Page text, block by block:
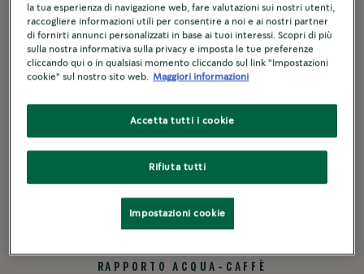
1. cono
2. filtro
3. caraffa
5. bollitore
-
RAPPORTO ACQUA-CAFFÈ
la tua esperienza di navigazione web, fare valutazioni sui nostri utenti,
raccogliere informazioni utili per consentire a noi e ai nostri partner
di fornirti annunci personalizzati in base ai tuoi interessi. Scopri di più
sulla nostra informativa sulla privacy e imposta le tue preferenze
cliccando qui o in qualsiasi momento cliccando sul link "Impostazioni
cookie" sul nostro sito web.
Maggiori informazioni
Rifiuta tutti
Accetta tutti i cookie
Impostazioni cookie